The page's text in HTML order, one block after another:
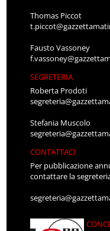
Thomas Piccot
Fausto Vassoney
SEGRETERIA
Roberta Prodoti
Stefania Muscolo
CONTATTACI
Per pubblicazione
contattare la